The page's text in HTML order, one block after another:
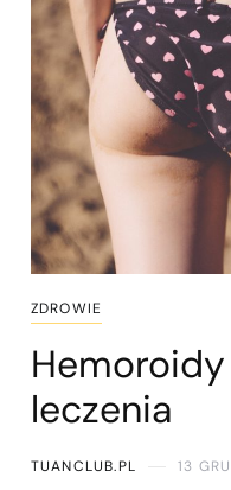
ZDROWIE
leczenia
TUANCLUB.PL 13